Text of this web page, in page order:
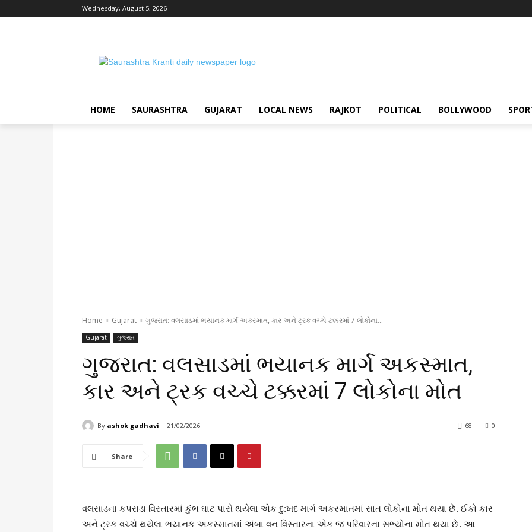
Wednesday, August 5, 2026
HOME SAURASHTRA GUJARAT LOCAL NEWS RAJKOT POLITICAL BOLLYWOOD
Home Gujarat ગુજરાત: વલસાડમાં ભયાનક માર્ગ અકસ્માત, કાર અને ટ્રક વચ્ચે ટક્કરમાં 7 લોકોના...
Gujarat ગુજરાત
ગુજરાત: વલસાડમાં ભયાનક માર્ગ અકસ્માત,
કાર અને ટ્રક વચ્ચે ટક્કરમાં 7 લોકોના મોત
By ashok gadhavi 21/02/2026 0
68
Share
વલસાડના કપરાડા વિસ્તારમાં કુંભ ઘાટ પાસે થયેલા એક દુ:ખદ માર્ગ અકસ્માતમાં સાત લોકોના મોત થયા છે. ઈકો કાર
અને ટ્રક વચ્ચે થયેલા ભયાનક અકસ્માતમાં અંબા વન વિસ્તારના એક જ પરિવારના સભ્યોના મોત થયા છે. આ